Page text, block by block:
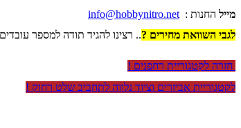
מייל החנות : info@hobbynitro.net
לגבי השוואת מחירים ?.. רצינו להגיד תודה למספר
חזרה לקטגוריית רחפנים !
לקטגוריית אביזרים וציוד נלווה לתחביב שלט רחוק !